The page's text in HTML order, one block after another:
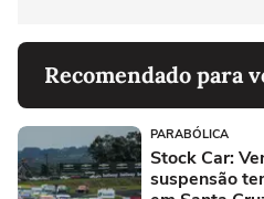
Recomendado para
PARABÓLICA
Stock Car:
suspensão